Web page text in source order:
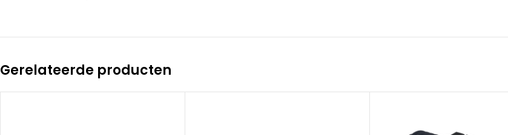
Gerelateerde producten